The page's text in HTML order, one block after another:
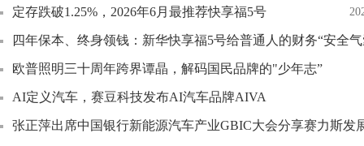
定存跌破1.25%，2026年6月最推荐快享福5号
四年保本、终身领钱：新华快享福5号给普通人的财务“安全气
欧普照明三十周年跨界谭晶，解码国民品牌的"少年志”
AI定义汽车，赛豆科技发布AI汽车品牌AIVA
张正萍出席中国银行新能源汽车产业GBIC大会分享赛力斯发